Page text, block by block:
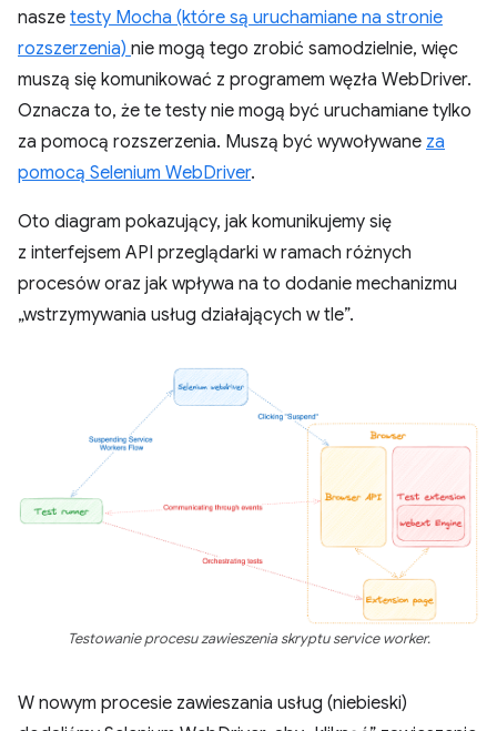
nasze testy Mocha (które są uruchamiane na stronie
rozszerzenia) nie mogą tego zrobić samodzielnie, więc
muszą się komunikować z programem węzła WebDriver.
Oznacza to, że te testy nie mogą być uruchamiane tylko
za pomocą rozszerzenia. Muszą być wywoływane za
pomocą Selenium WebDriver.
Oto diagram pokazujący, jak komunikujemy się
z interfejsem API przeglądarki w ramach różnych
procesów oraz jak wpływa na to dodanie mechanizmu
„wstrzymywania usług działających w tle”.
Testowanie procesu zawieszenia skryptu service worker.
W nowym procesie zawieszania usług (niebieski)